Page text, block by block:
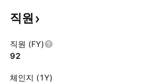
직원
직원 (FY)
92
체인지 (1Y)